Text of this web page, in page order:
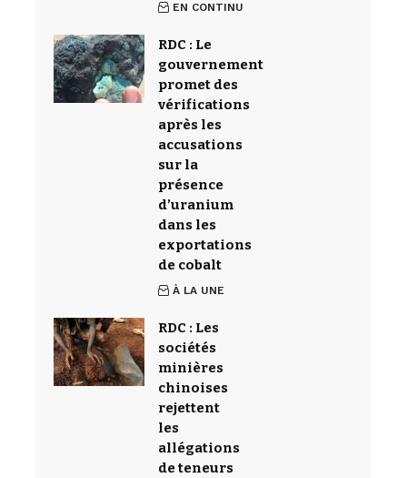
EN CONTINU
RDC : Le
gouvernement
promet des
vérifications
après les
accusations
sur la
présence
d’uranium
dans les
exportations
de cobalt
À LA UNE
RDC : Les
sociétés
minières
chinoises
rejettent
les
allégations
de teneurs